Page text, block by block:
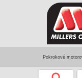
Pokrokové